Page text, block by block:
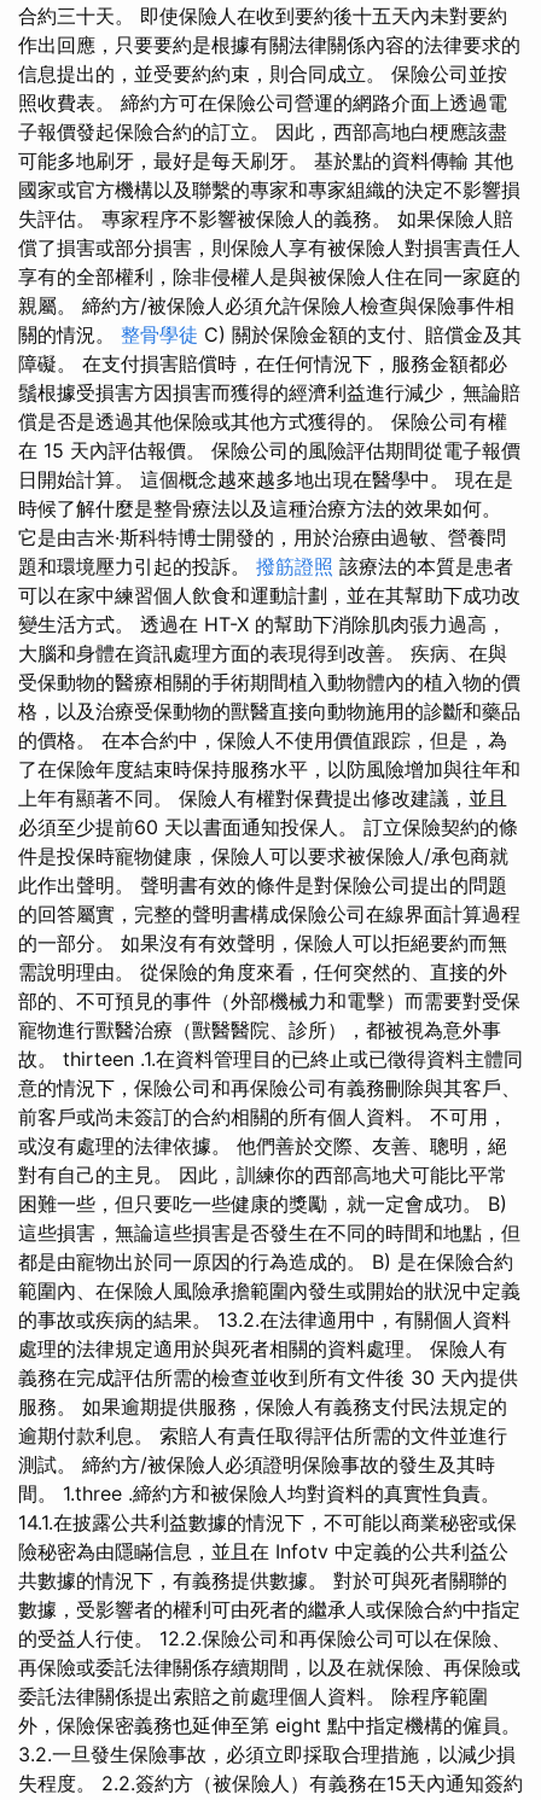
合約三十天。 即使保險人在收到要約後十五天內未對要約
作出回應，只要要約是根據有關法律關係內容的法律要求的
信息提出的，並受要約約束，則合同成立。 保險公司並按
照收費表。 締約方可在保險公司營運的網路介面上透過電
子報價發起保險合約的訂立。 因此，西部高地白梗應該盡
可能多地刷牙，最好是每天刷牙。 基於點的資料傳輸 其他
國家或官方機構以及聯繫的專家和專家組織的決定不影響損
失評估。 專家程序不影響被保險人的義務。 如果保險人賠
償了損害或部分損害，則保險人享有被保險人對損害責任人
享有的全部權利，除非侵權人是與被保險人住在同一家庭的
親屬。 締約方/被保險人必須允許保險人檢查與保險事件相
關的情況。 整骨學徒 C) 關於保險金額的支付、賠償金及其
障礙。 在支付損害賠償時，在任何情況下，服務金額都必
鬚根據受損害方因損害而獲得的經濟利益進行減少，無論賠
償是否是透過其他保險或其他方式獲得的。 保險公司有權
在 15 天內評估報價。 保險公司的風險評估期間從電子報價
日開始計算。 這個概念越來越多地出現在醫學中。 現在是
時候了解什麼是整骨療法以及這種治療方法的效果如何。
它是由吉米·斯科特博士開發的，用於治療由過敏、營養問
題和環境壓力引起的投訴。 撥筋證照 該療法的本質是患者
可以在家中練習個人飲食和運動計劃，並在其幫助下成功改
變生活方式。 透過在 HT-X 的幫助下消除肌肉張力過高，
大腦和身體在資訊處理方面的表現得到改善。 疾病、在與
受保動物的醫療相關的手術期間植入動物體內的植入物的價
格，以及治療受保動物的獸醫直接向動物施用的診斷和藥品
的價格。 在本合約中，保險人不使用價值跟踪，但是，為
了在保險年度結束時保持服務水平，以防風險增加與往年和
上年有顯著不同。 保險人有權對保費提出修改建議，並且
必須至少提前60 天以書面通知投保人。 訂立保險契約的條
件是投保時寵物健康，保險人可以要求被保險人/承包商就
此作出聲明。 聲明書有效的條件是對保險公司提出的問題
的回答屬實，完整的聲明書構成保險公司在線界面計算過程
的一部分。 如果沒有有效聲明，保險人可以拒絕要約而無
需說明理由。 從保險的角度來看，任何突然的、直接的外
部的、不可預見的事件（外部機械力和電擊）而需要對受保
寵物進行獸醫治療（獸醫醫院、診所），都被視為意外事
故。 thirteen .1.在資料管理目的已終止或已徵得資料主體同
意的情況下，保險公司和再保險公司有義務刪除與其客戶、
前客戶或尚未簽訂的合約相關的所有個人資料。 不可用，
或沒有處理的法律依據。 他們善於交際、友善、聰明，絕
對有自己的主見。 因此，訓練你的西部高地犬可能比平常
困難一些，但只要吃一些健康的獎勵，就一定會成功。 B)
這些損害，無論這些損害是否發生在不同的時間和地點，但
都是由寵物出於同一原因的行為造成的。 B) 是在保險合約
範圍內、在保險人風險承擔範圍內發生或開始的狀況中定義
的事故或疾病的結果。 13.2.在法律適用中，有關個人資料
處理的法律規定適用於與死者相關的資料處理。 保險人有
義務在完成評估所需的檢查並收到所有文件後 30 天內提供
服務。 如果逾期提供服務，保險人有義務支付民法規定的
逾期付款利息。 索賠人有責任取得評估所需的文件並進行
測試。 締約方/被保險人必須證明保險事故的發生及其時
間。 1.three .締約方和被保險人均對資料的真實性負責。
14.1.在披露公共利益數據的情況下，不可能以商業秘密或保
險秘密為由隱瞞信息，並且在 Infotv 中定義的公共利益公
共數據的情況下，有義務提供數據。 對於可與死者關聯的
數據，受影響者的權利可由死者的繼承人或保險合約中指定
的受益人行使。 12.2.保險公司和再保險公司可以在保險、
再保險或委託法律關係存續期間，以及在就保險、再保險或
委託法律關係提出索賠之前處理個人資料。 除程序範圍
外，保險保密義務也延伸至第 eight 點中指定機構的僱員。
3.2.一旦發生保險事故，必須立即採取合理措施，以減少損
失程度。 2.2.簽約方（被保險人）有義務在15天內通知簽約